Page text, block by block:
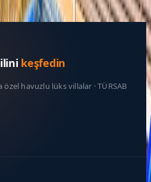
keşfedin
havuzlu lüks villalar · TÜRSAB